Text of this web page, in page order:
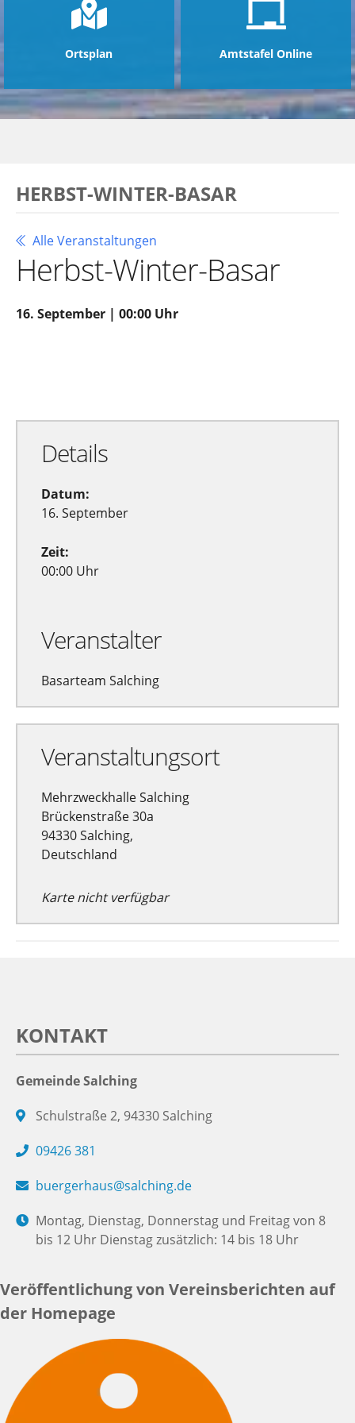
Ortsplan Amtstafel Online
HERBST-WINTER-BASAR
Alle Veranstaltungen
Herbst-Winter-Basar
16. September | 00:00 Uhr
Details
Datum:
16. September
Zeit:
00:00 Uhr
Veranstalter
Basarteam Salching
Veranstaltungsort
Mehrzweckhalle Salching
Brückenstraße 30a
94330 Salching,
Deutschland
Karte nicht verfügbar
KONTAKT
Gemeinde Salching
Schulstraße 2, 94330 Salching
09426 381
buergerhaus@salching.de
Montag, Dienstag, Donnerstag und Freitag von 8
bis 12 Uhr Dienstag zusätzlich: 14 bis 18 Uhr
Veröffentlichung von Vereinsberichten auf
der Homepage